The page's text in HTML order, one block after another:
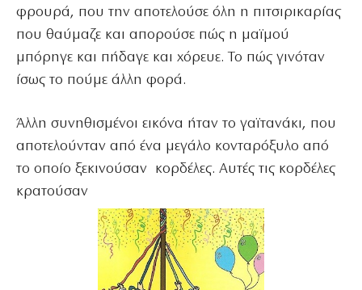
φρουρά, που την αποτελούσε όλη η πιτσιρικαρίας
που θαύμαζε και απορούσε πώς η μαϊμού
μπόρηγε και πήδαγε και χόρευε. Το πώς γινόταν
ίσως το πούμε άλλη φορά.
Άλλη συνηθισμένοι εικόνα ήταν το γαϊτανάκι, που
αποτελούνταν από ένα μεγάλο κονταρόξυλο από
το οποίο ξεκινούσαν κορδέλες. Αυτές τις κορδέλες
κρατούσαν